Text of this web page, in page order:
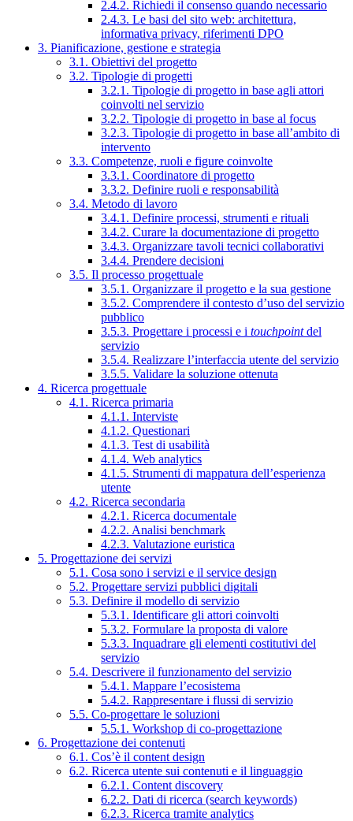
2.4.2. Richiedi il consenso quando necessario
2.4.3. Le basi del sito web: architettura,
informativa privacy, riferimenti DPO
3. Pianificazione, gestione e strategia
3.1. Obiettivi del progetto
3.2. Tipologie di progetti
3.2.1. Tipologie di progetto in base agli attori
coinvolti nel servizio
3.2.2. Tipologie di progetto in base al focus
3.2.3. Tipologie di progetto in base all’ambito di
intervento
3.3. Competenze, ruoli e figure coinvolte
3.3.1. Coordinatore di progetto
3.3.2. Definire ruoli e responsabilità
3.4. Metodo di lavoro
3.4.1. Definire processi, strumenti e rituali
3.4.2. Curare la documentazione di progetto
3.4.3. Organizzare tavoli tecnici collaborativi
3.4.4. Prendere decisioni
3.5. Il processo progettuale
3.5.1. Organizzare il progetto e la sua gestione
3.5.2. Comprendere il contesto d’uso del servizio
pubblico
3.5.3. Progettare i processi e i touchpointdel
servizio
3.5.4. Realizzare l’interfaccia utente del servizio
3.5.5. Validare la soluzione ottenuta
4. Ricerca progettuale
4.1. Ricerca primaria
4.1.1. Interviste
4.1.2. Questionari
4.1.3. Test di usabilità
4.1.4. Web analytics
4.1.5. Strumenti di mappatura dell’esperienza
utente
4.2. Ricerca secondaria
4.2.1. Ricerca documentale
4.2.2. Analisi benchmark
4.2.3. Valutazione euristica
5. Progettazione dei servizi
5.1. Cosa sono i servizi e il service design
5.2. Progettare servizi pubblici digitali
5.3. Definire il modello di servizio
5.3.1. Identificare gli attori coinvolti
5.3.2. Formulare la proposta di valore
5.3.3. Inquadrare gli elementi costitutivi del
servizio
5.4. Descrivere il funzionamento del servizio
5.4.1. Mappare l’ecosistema
5.4.2. Rappresentare i flussi di servizio
5.5. Co-progettare le soluzioni
5.5.1. Workshop di co-progettazione
6. Progettazione dei contenuti
6.1. Cos’è il content design
6.2. Ricerca utente sui contenuti e il linguaggio
6.2.1. Content discovery
6.2.2. Dati di ricerca (search keywords)
6.2.3. Ricerca tramite analytics